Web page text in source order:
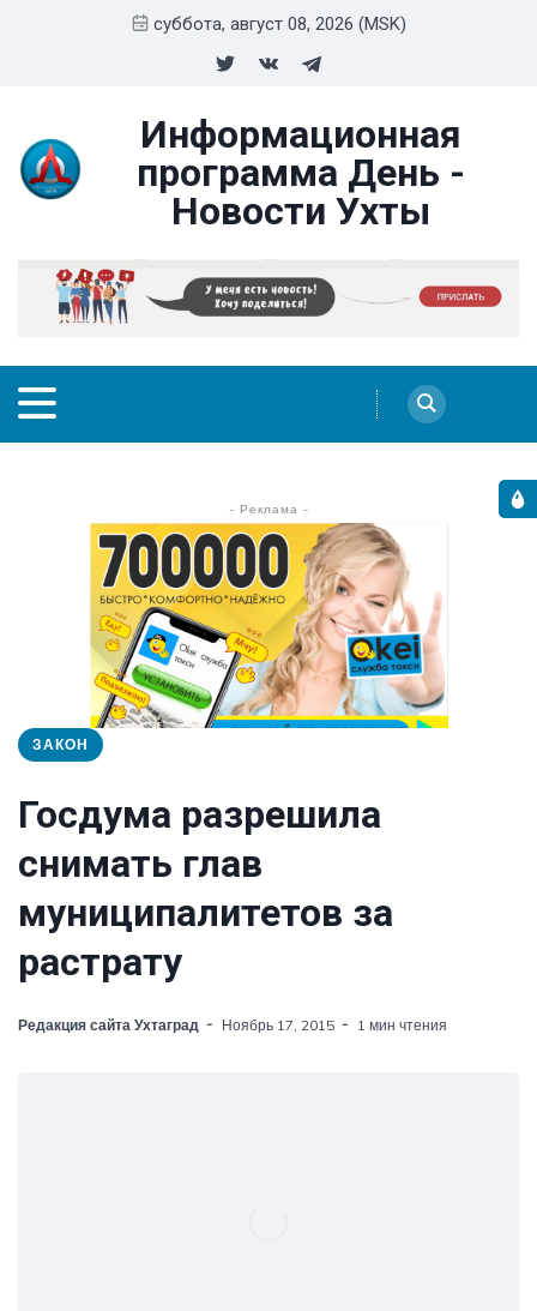
суббота, август 08, 2026 (MSK)
Информационная
программа День -
Новости Ухты
- Реклама -
ЗАКОН
Госдума разрешила
снимать глав
муниципалитетов за
растрату
Редакция сайта Ухтаград Ноябрь 17, 2015 1 мин чтения